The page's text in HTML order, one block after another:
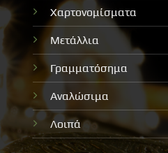
Χαρτονομίσματα
Μετάλλια
Γραμματόσημα
Αναλώσιμα
Λοιπά